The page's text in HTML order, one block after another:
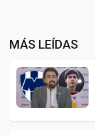
MÁS LEÍDAS